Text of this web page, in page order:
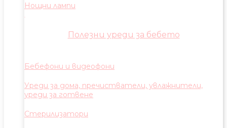
Нощни лампи
Полезни уреди за бебето
Бебефони и видеофони
Уреди за дома, пречистватели, увлажнители,
уреди за готвене
Стерилизатори